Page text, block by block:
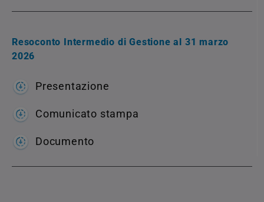
Resoconto Intermedio di Gestione al 31 marzo
2026
Presentazione
Comunicato stampa
Documento